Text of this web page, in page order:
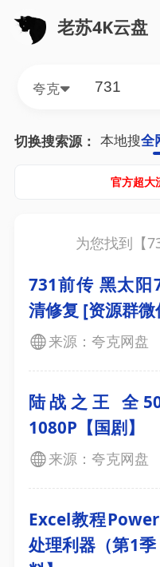
老苏4K云盘
夸克
切换搜索源： 本地搜全
官方超大
为您找到【
731前传 黑太阳
清修复 [资源群
来源：夸克网盘
陆战之王 全
1080P【国剧】
来源：夸克网盘
Excel教程
处理利器（第1